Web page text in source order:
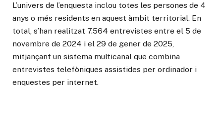
L’univers de l’enquesta inclou totes les persones de 4
anys o més residents en aquest àmbit territorial. En
total, s’han realitzat 7.564 entrevistes entre el 5 de
novembre de 2024 i el 29 de gener de 2025,
mitjançant un sistema multicanal que combina
entrevistes telefòniques assistides per ordinador i
enquestes per internet.